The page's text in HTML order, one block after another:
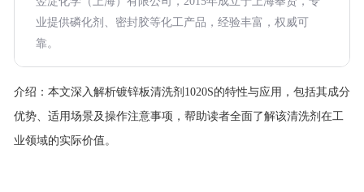
业提供磷化剂、密封胶等化工产品，经验丰富，权威可
靠。
介绍： 本文深入解析镀锌板清洗剂1020S的特性与应用，包括其成分
优势、适用场景及操作注意事项，帮助读者全面了解该清洗剂在工
业领域的实际价值。